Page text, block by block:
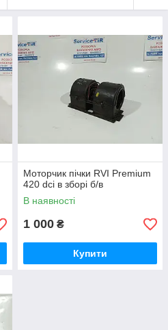
Моторчик пічки RVI Premium
420 dci в зборі б/в
В наявності
1 000 ₴
Купити